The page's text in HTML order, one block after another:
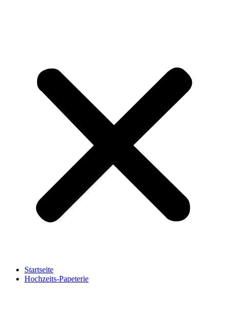
Startseite
Hochzeits-Papeterie